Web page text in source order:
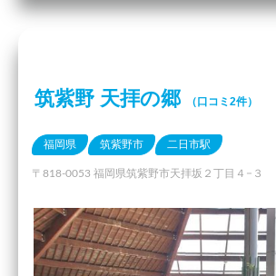
筑紫野 天拝の郷 （口コミ2件）
福岡県 筑紫野市 二日市駅
〒818-0053 福岡県筑紫野市天拝坂２丁目４−３